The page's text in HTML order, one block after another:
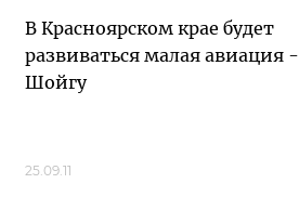
В Красноярском крае будет
развиваться малая авиация -
Шойгу
25.09.11